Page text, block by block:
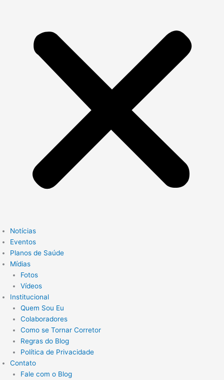
Notícias
Eventos
Planos de Saúde
Mídias
Fotos
Vídeos
Institucional
Quem Sou Eu
Colaboradores
Como se Tornar Corretor
Regras do Blog
Política de Privacidade
Contato
Fale com o Blog